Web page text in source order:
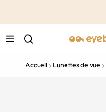
Accueil Lunettes de vue